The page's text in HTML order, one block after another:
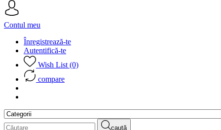
Contul meu
Înregistrează-te
Autentifică-te
Wish List (0)
compare
caută